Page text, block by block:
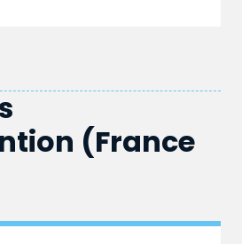
(France